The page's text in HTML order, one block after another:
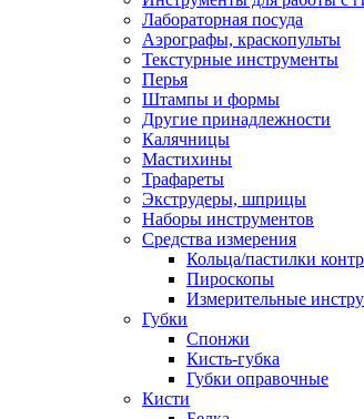
Лабораторная посуда
Аэрографы, краскопульты
Текстурные инструменты
Перья
Штампы и формы
Другие принадлежности
Калячницы
Мастихины
Трафареты
Экструдеры, шприцы
Наборы инструментов
Средства измерения
Кольца/пастилки
Пироскопы
Измерительные
Губки
Спонжи
Кисть-губка
Губки оправочные
Кисти